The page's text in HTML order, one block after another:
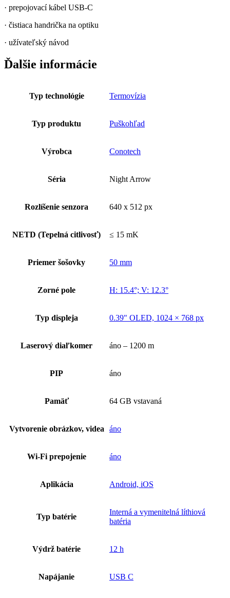
· prepojovací kábel USB-C
· čistiaca handrička na optiku
· užívateľský návod
Ďalšie informácie
Typ technológie Termovízia
Typ produktu Puškohľad
Výrobca Conotech
Séria Night Arrow
Rozlíšenie senzora 640 x 512 px
NETD (Tepelná citlivosť) ≤ 15 mK
Priemer šošovky 50 mm
Zorné pole H: 15.4°; V: 12.3°
Typ displeja 0.39" OLED, 1024 × 768 px
Laserový diaľkomer áno – 1200 m
PIP áno
Pamäť 64 GB vstavaná
Vytvorenie obrázkov, videa áno
Wi-Fi prepojenie áno
Aplikácia Android, iOS
Typ batérie
Interná a vymenitelná líthiová
batéria
Výdrž batérie 12 h
Napájanie USB C